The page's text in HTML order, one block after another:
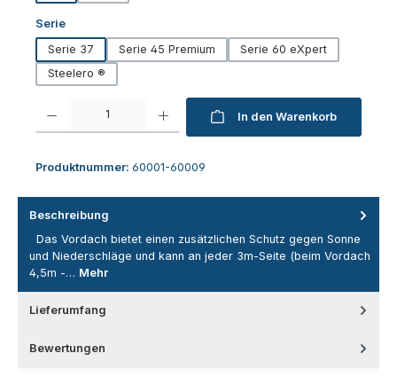
Serieauswählen
Serie 37
Serie 45 Premium
Serie 60 eXpert
Steelero ®
Produkt Anzahl: Gib den gewünschten Wert ein oder benutze die
In den Warenkorb
Produktnummer: 60001-60009
Beschreibung
Das Vordach bietet einen zusätzlichen Schutz gegen Sonne
und Niederschläge und kann an jeder 3m-Seite (beim Vordach
4,5m -… Mehr
Lieferumfang
Bewertungen